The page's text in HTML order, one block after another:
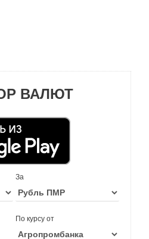
ВАЛЮТ
За
По курсу от